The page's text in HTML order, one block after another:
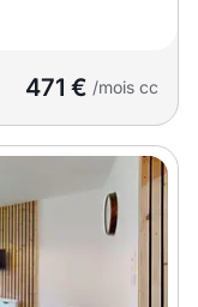
471 € /mois cc